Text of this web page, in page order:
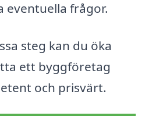
eventuella frågor.
steg kan du öka
ett byggföretag
och prisvärt.